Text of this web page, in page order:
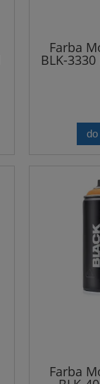
Farba
BLK-
Farba